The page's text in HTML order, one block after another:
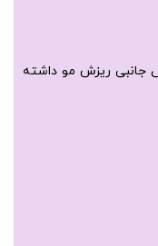
جانبی ریزش مو داشته